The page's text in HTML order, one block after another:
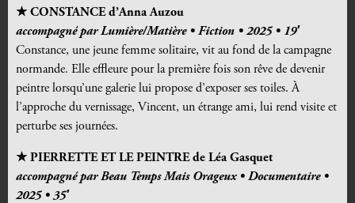
★ CONSTANCEd’Anna Auzou
accompagné par Lumière/Matière • Fiction • 2025 • 19′
Constance, une jeune femme solitaire, vit au fond de la campagne
normande. Elle effleure pour la première fois son rêve de devenir
peintre lorsqu’une galerie lui propose d’exposer ses toiles. À
l’approche du vernissage, Vincent, un étrange ami, lui rend visite et
perturbe ses journées.
★ PIERRETTE ET LE PEINTREde Léa Gasquet
accompagné par Beau Temps Mais Orageux • Documentaire •
2025 • 35′